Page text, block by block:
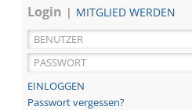
Login
MITGLIED WERDEN
Passwort vergessen?